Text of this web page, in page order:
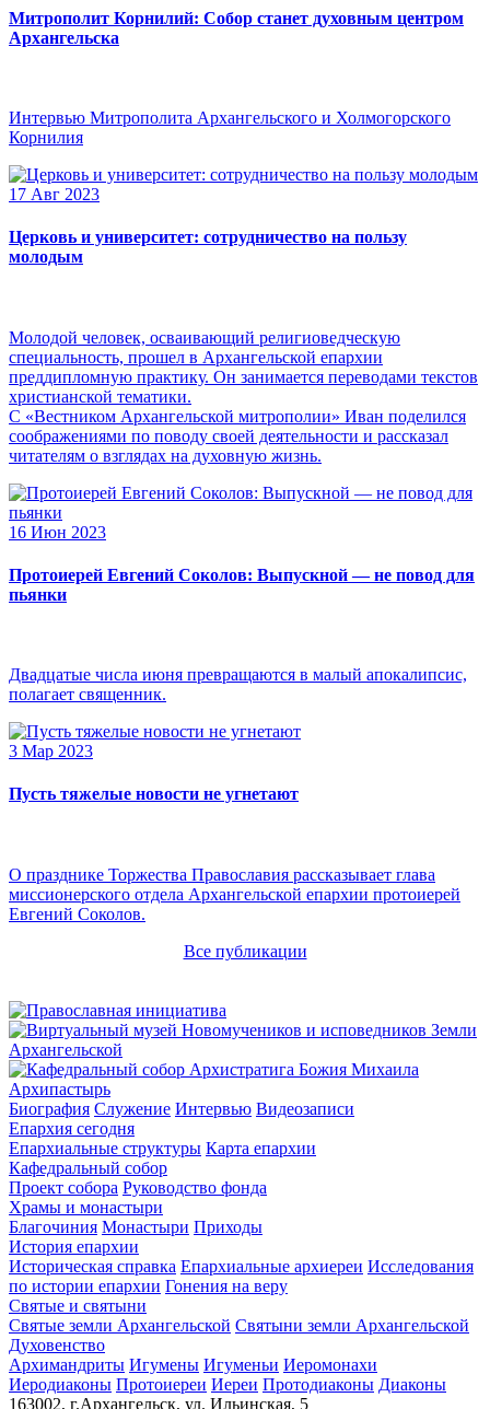
Митрополит Корнилий: Собор станет духовным центром
Архангельска
Интервью Митрополита Архангельского и Холмогорского
Корнилия
17 Авг 2023
Церковь и университет: сотрудничество на пользу
молодым
Молодой человек, осваивающий религиоведческую
специальность, прошел в Архангельской епархии
преддипломную практику. Он занимается переводами текстов
христианской тематики.
С «Вестником Архангельской митрополии» Иван поделился
соображениями по поводу своей деятельности и рассказал
читателям о взглядах на духовную жизнь.
16 Июн 2023
Протоиерей Евгений Соколов: Выпускной — не повод для
пьянки
Двадцатые числа июня превращаются в малый апокалипсис,
полагает священник.
3 Мар 2023
Пусть тяжелые новости не угнетают
О празднике Торжества Православия рассказывает глава
миссионерского отдела Архангельской епархии протоиерей
Евгений Соколов.
Все публикации
Архипастырь
Биография Служение Интервью Видеозаписи
Епархия сегодня
Епархиальные структуры Карта епархии
Кафедральный собор
Проект собора Руководство фонда
Храмы и монастыри
Благочиния Монастыри Приходы
История епархии
Историческая справка Епархиальные архиереи Исследования
по истории епархии Гонения на веру
Святые и святыни
Святые земли Архангельской Святыни земли Архангельской
Духовенство
Архимандриты Игумены Игуменьи Иеромонахи
Иеродиаконы Протоиереи Иереи Протодиаконы Диаконы
163002, г.Архангельск, ул. Ильинская, 5